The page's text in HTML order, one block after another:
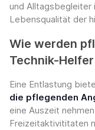
und Alltagsbegleiter
Lebensqualität der
Wie werden
Technik-
Eine Entlastung
die pflegenden
eine Auszeit
Freizeitaktivititaten